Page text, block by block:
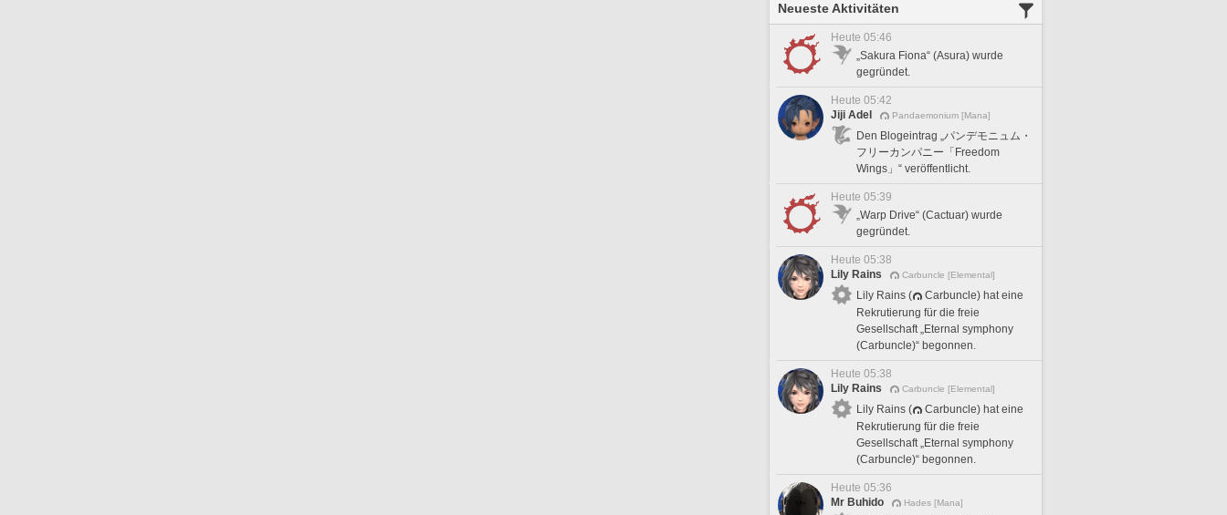
Neueste Aktivitäten
Heute 05:46
„Sakura Fiona“ (Asura) wurde
gegründet.
Heute 05:42
Jiji Adel
Pandaemonium [Mana]
Den Blogeintrag „パンデモニュム・
フリーカンパニー「Freedom
Wings」“ veröffentlicht.
Heute 05:39
„Warp Drive“ (Cactuar) wurde
gegründet.
Heute 05:38
Lily Rains
Carbuncle [Elemental]
Lily Rains (
Carbuncle) hat eine
Rekrutierung für die freie
Gesellschaft „Eternal symphony
(Carbuncle)“ begonnen.
Heute 05:38
Lily Rains
Carbuncle [Elemental]
Lily Rains (
Carbuncle) hat eine
Rekrutierung für die freie
Gesellschaft „Eternal symphony
(Carbuncle)“ begonnen.
Heute 05:36
Mr Buhido
Hades [Mana]